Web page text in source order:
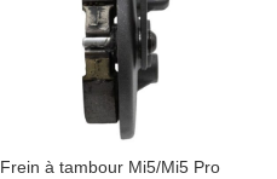
Frein à tambour Mi5/Mi5 Pro